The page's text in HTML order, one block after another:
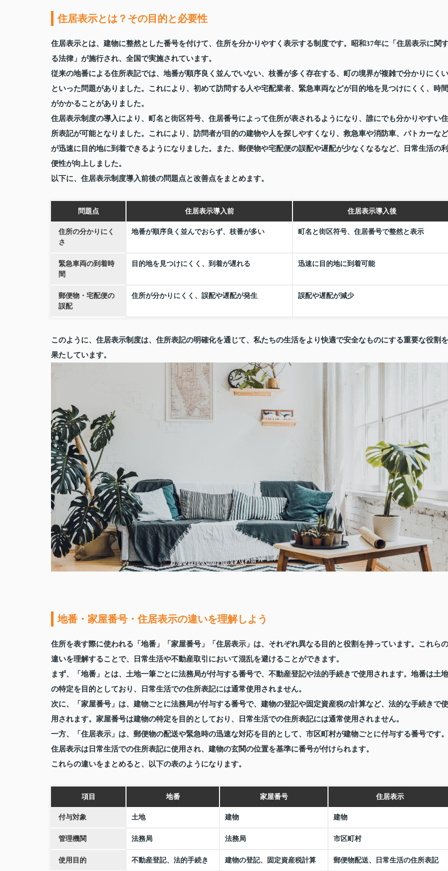
住居表示とは？その目的と必要性
住居表示とは、建物に整然とした番号を付けて、住所を分かりやすく表示する制度です。昭和37年に「住居表示に関
る法律」が施行され、全国で実施されています。
従来の地番による住所表記では、地番が順序良く並んでいない、枝番が多く存在する、町の境界が複雑で分かりにくい
といった問題がありました。これにより、初めて訪問する人や宅配業者、緊急車両などが目的地を見つけにくく、時間
がかかることがありました。
住居表示制度の導入により、町名と街区符号、住居番号によって住所が表されるようになり、誰にでも分かりやすい住
所表記が可能となりました。これにより、訪問者が目的の建物や人を探しやすくなり、救急車や消防車、パトカーなど
が迅速に目的地に到着できるようになりました。また、郵便物や宅配便の誤配や遅配が少なくなるなど、日常生活の利
便性が向上しました。
以下に、住居表示制度導入前後の問題点と改善点をまとめます。
問題点 住居表示導入前 住居表示導入後
住所の分かりにく
さ
地番が順序良く並んでおらず、枝番が多い 町名と街区符号、住居番号で整然と表示
緊急車両の到着時
間
目的地を見つけにくく、到着が遅れる 迅速に目的地に到着可能
郵便物・宅配便の
誤配
住所が分かりにくく、誤配や遅配が発生 誤配や遅配が減少
このように、住居表示制度は、住所表記の明確化を通じて、私たちの生活をより快適で安全なものにする重要な役割を
果たしています。
地番・家屋番号・住居表示の違いを理解しよう
住所を表す際に使われる「地番」「家屋番号」「住居表示」は、それぞれ異なる目的と役割を持っています。これらの
違いを理解することで、日常生活や不動産取引において混乱を避けることができます。
まず、「地番」とは、土地一筆ごとに法務局が付与する番号で、不動産登記や法的手続きで使用されます。地番は土地
の特定を目的としており、日常生活での住所表記には通常使用されません。
次に、「家屋番号」は、建物ごとに法務局が付与する番号で、建物の登記や固定資産税の計算など、法的な手続きで使
用されます。家屋番号は建物の特定を目的としており、日常生活での住所表記には通常使用されません。
一方、「住居表示」は、郵便物の配送や緊急時の迅速な対応を目的として、市区町村が建物ごとに付与する番号です。
住居表示は日常生活での住所表記に使用され、建物の玄関の位置を基準に番号が付けられます。
これらの違いをまとめると、以下の表のようになります。
項目 地番 家屋番号 住居表示
付与対象 土地 建物 建物
管理機関 法務局 法務局 市区町村
使用目的 不動産登記、法的手続き 建物の登記、固定資産税計算 郵便物配送、日常生活の住所表記